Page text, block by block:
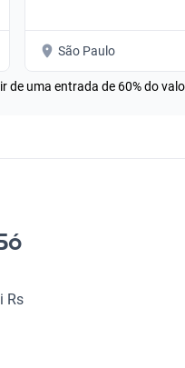
São Paulo
uma entrada de 60% do
Rs